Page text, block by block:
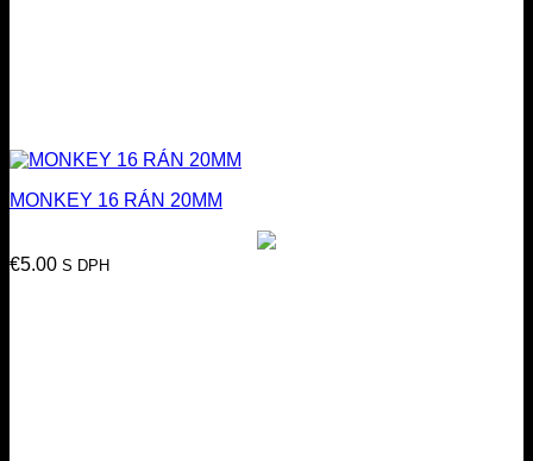
MONKEY 16 RÁN 20MM
€5.00 S DPH